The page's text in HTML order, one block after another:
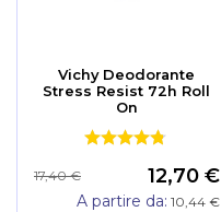
Vichy Deodorante
Stress Resist 72h Roll
On
12,70 €
17,40 €
A partire da 10,44 €